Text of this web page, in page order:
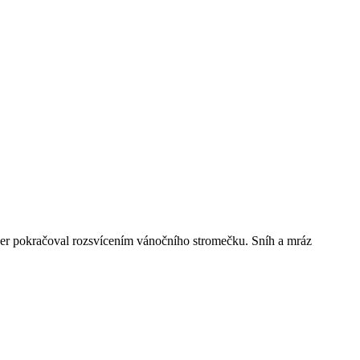
pokračoval rozsvícením vánočního stromečku. Sníh a mráz